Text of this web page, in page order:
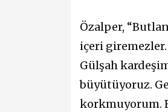
Özalper,
içeri
Gülşah
büyütüyoruz.
korkmuyorum.